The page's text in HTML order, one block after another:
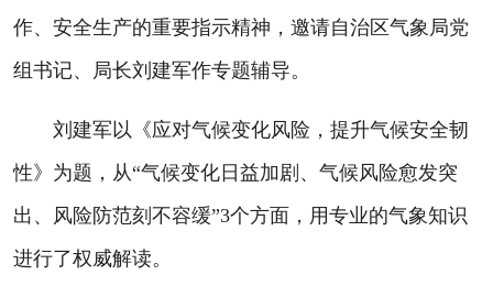
作、安全生产的重要指示精神，邀请自治区气象局党
组书记、局长刘建军作专题辅导。
刘建军以《应对气候变化风险，提升气候安全韧
性》为题，从“气候变化日益加剧、气候风险愈发突
出、风险防范刻不容缓”3个方面，用专业的气象知识
进行了权威解读。